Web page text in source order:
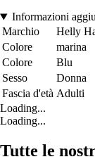
Informazioni
Marchio
Helly
Colore
marina
Colore
Blu
Sesso
Donna
Fascia d'età Adulti
Loading...
Loading...
Tutte le